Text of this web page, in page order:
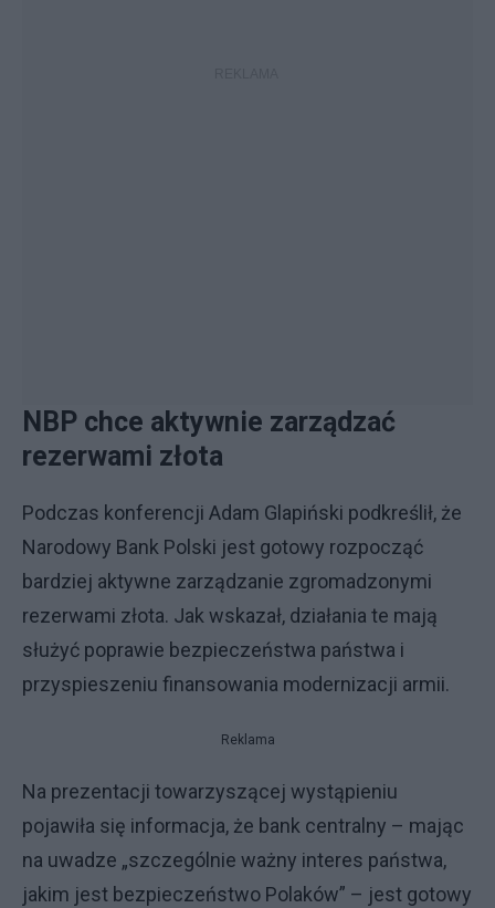
NBP chce aktywnie zarządzać
rezerwami złota
Podczas konferencji Adam Glapiński podkreślił, że
Narodowy Bank Polski jest gotowy rozpocząć
bardziej aktywne zarządzanie zgromadzonymi
rezerwami złota. Jak wskazał, działania te mają
służyć poprawie bezpieczeństwa państwa i
przyspieszeniu finansowania modernizacji armii.
Reklama
Na prezentacji towarzyszącej wystąpieniu
pojawiła się informacja, że bank centralny – mając
na uwadze „szczególnie ważny interes państwa,
jakim jest bezpieczeństwo Polaków” – jest gotowy